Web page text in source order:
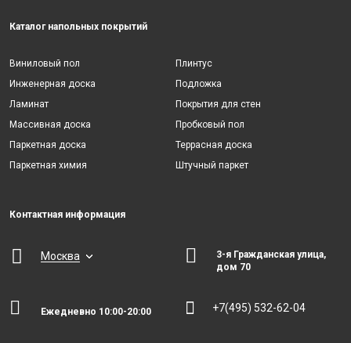
Каталог напольных покрытий
Виниловый пол
Инженерная доска
Ламинат
Массивная доска
Паркетная доска
Паркетная химия
Плинтус
Подложка
Покрытия для стен
Пробковый пол
Террасная доска
Штучный паркет
Контактная информация
Москва
3-я Гражданская улица,
дом 70
Ежедневно 10:00-20:00 +7(495) 532-62-04